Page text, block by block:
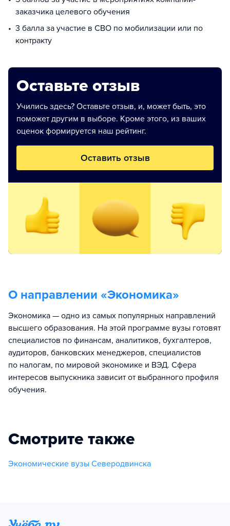
заказчика целевого обучения
3 балла за участие в СВО по мобилизации или по
контракту
Оставьте отзыв
Учились здесь? Оставьте отзыв, и, может быть, это
поможет другим в выборе. Кроме этого, из ваших
оценок формируется наш рейтинг.
Оставить отзыв
О направлении «Экономика»
Экономика — одно из самых популярных направлений
высшего образования. На этой программе вузы готовят
специалистов по финансам, аналитиков, бухгалтеров,
аудиторов, банковских менеджеров, специалистов
по налогам, по мировой экономике и ВЭД. Сфера
интересов выпускника зависит от выбранного профиля
обучения.
Смотрите также
Экономические вузы Северодвинска